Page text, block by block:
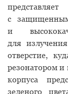
с
и
для
отверстие,
резонатором
корпуса
зеленого